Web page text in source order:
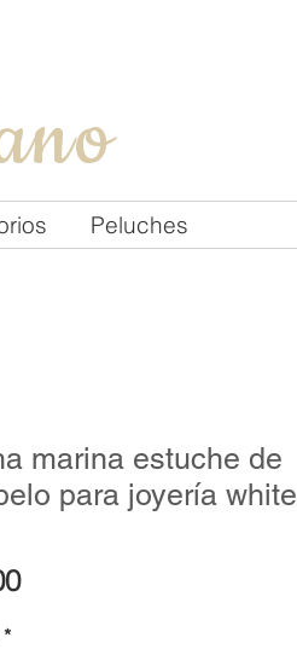
Peluches
marina estuche de
para joyería white
Precio
*